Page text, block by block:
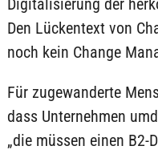
Digitalisierung der
Den Lückentext von
noch kein Change
Für zugewanderte
dass Unternehmen
„die müssen einen B2-